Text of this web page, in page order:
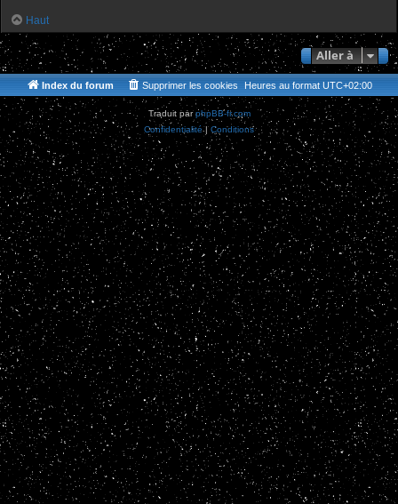
Haut
Aller à
Index du forum Heures au format UTC+02:00
Supprimer les cookies
Traduit parphpBB-fr.com
Confidentialité|Conditions